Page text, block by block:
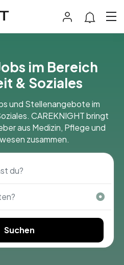
im Bereich
& Soziales
und Stellenangebote im
CAREKNIGHT bringt
aus Medizin, Pflege und
zusammen.
Suchen